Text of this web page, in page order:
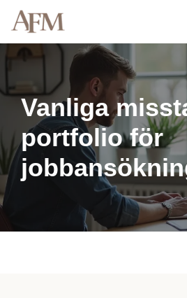
till
Vanliga
portfolio för